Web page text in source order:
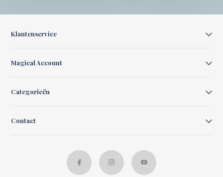
Klantenservice
Magical Account
Categorieën
Contact